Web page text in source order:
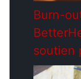
Burn-
soutien